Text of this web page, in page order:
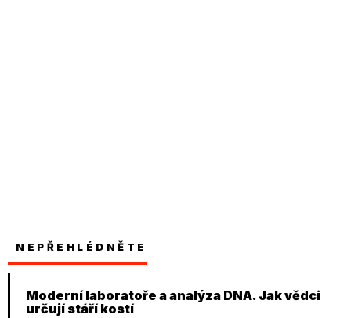
NEPŘEHLÉDNĚTE
Moderní laboratoře a analýza DNA. Jak vědci
určují stáří kostí